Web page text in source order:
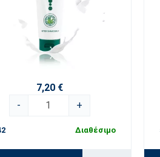
7,20 €
-
+
Διαθέσιμο